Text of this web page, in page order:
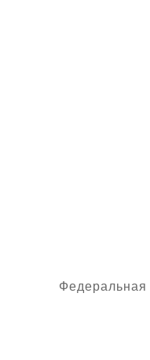
Федеральная